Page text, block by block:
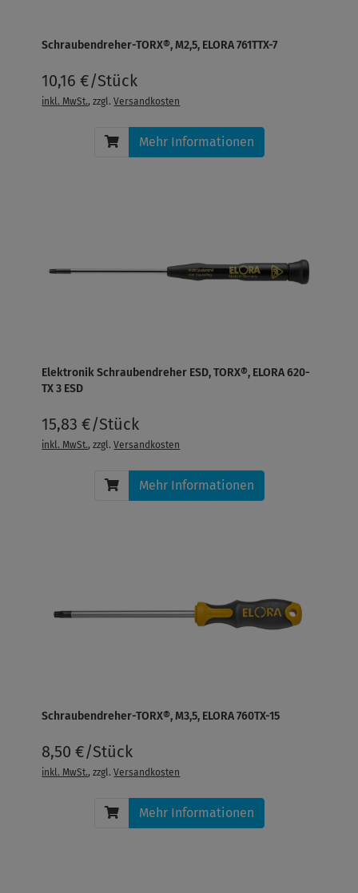
Schraubendreher-TORX®, M2,5, ELORA 761TTX-7
10,16 €/Stück
inkl. MwSt., zzgl.Versandkosten
Mehr Informationen
Elektronik Schraubendreher ESD, TORX®, ELORA 620-
TX 3 ESD
15,83 €/Stück
inkl. MwSt., zzgl.Versandkosten
Mehr Informationen
Schraubendreher-TORX®, M3,5, ELORA 760TX-15
8,50 €/Stück
inkl. MwSt., zzgl.Versandkosten
Mehr Informationen